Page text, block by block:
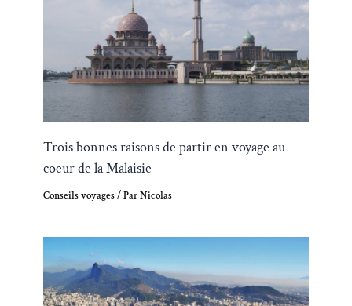
Trois bonnes raisons de partir en voyage au
coeur de la Malaisie
Conseils voyages/ ParNicolas